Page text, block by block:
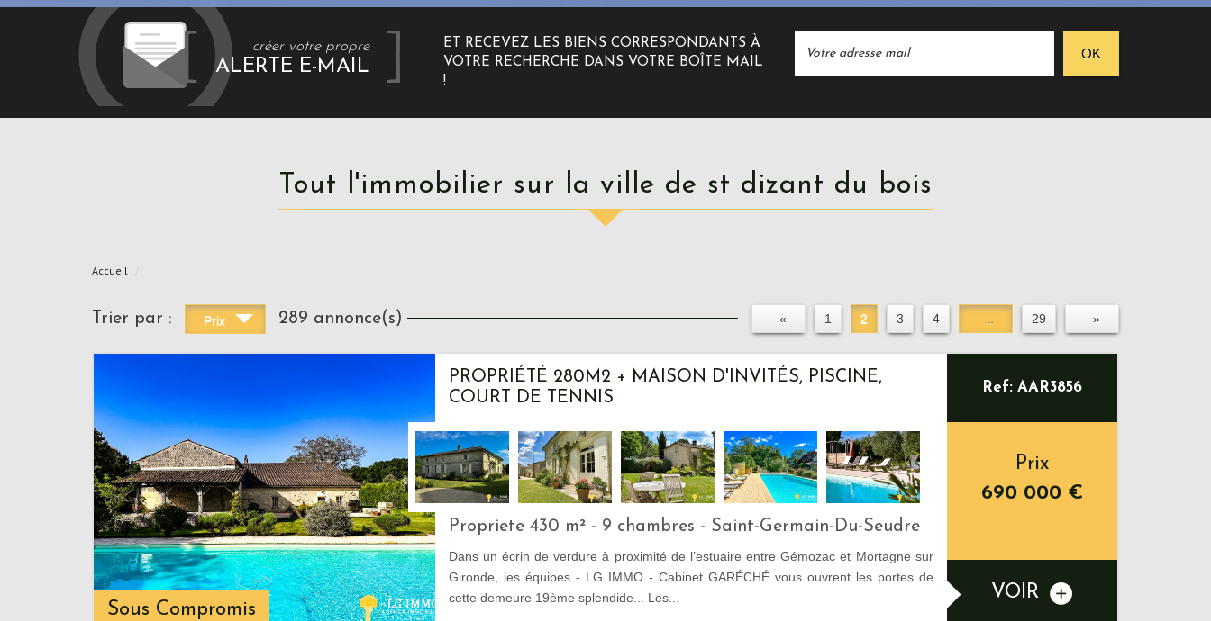
créer votre propre
ALERTE E-MAIL
ET RECEVEZ LES BIENS CORRESPONDANTS À
VOTRE RECHERCHE DANS VOTRE BOÎTE MAIL
!
OK
Tout l'immobilier sur la ville de st dizant du bois
Accueil
Trier par : Prix 289 annonce(s) « 1 2 3 4 29 »
Sous Compromis
PROPRIÉTÉ 280M2 + MAISON D'INVITÉS, PISCINE,
COURT DE TENNIS
Propriete 430 m² - 9 chambres - Saint-Germain-Du-Seudre
Dans un écrin de verdure à proximité de l’estuaire entre Gémozac et Mortagne sur
Gironde, les équipes - LG IMMO - Cabinet GARÉCHÉ vous ouvrent les portes de
cette demeure 19ème splendide... Les...
Ref: AAR3856
Prix
690 000 €
VOIR